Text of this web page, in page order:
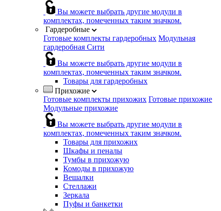
Вы можете выбрать другие модули в
комплектах, помеченных таким значком.
Гардеробные
Готовые комплекты гардеробных Модульная
гардеробная Сити
Вы можете выбрать другие модули в
комплектах, помеченных таким значком.
Товары для гардеробных
Прихожие
Готовые комплекты прихожих Готовые прихожие
Модульные прихожие
Вы можете выбрать другие модули в
комплектах, помеченных таким значком.
Товары для прихожих
Шкафы и пеналы
Тумбы в прихожую
Комоды в прихожую
Вешалки
Стеллажи
Зеркала
Пуфы и банкетки